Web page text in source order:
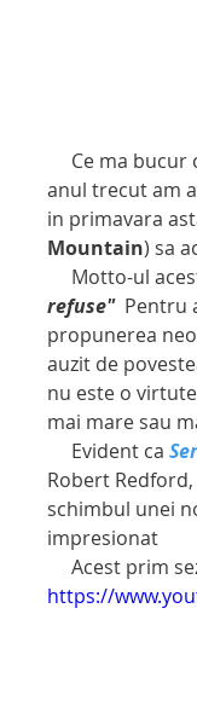
anul trecut am
in primavara
Mountain) sa
Motto-ul
refuse" Pentru
propunerea
auzit de
nu este o
mai mare sau
     Evident ca
Robert
schimbul unei
impresionat
Acest prim
https://